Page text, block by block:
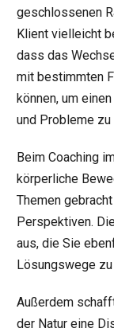
geschlossenen
Klient vielleicht
dass das
mit bestimmten
können, um
und Probleme zu
Beim Coaching
körperliche
Themen
Perspektiven.
aus, die Sie
Lösungswege zu
Außerdem
der Natur eine